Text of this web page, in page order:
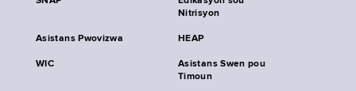
Nitrisyon
Asistans Pwovizwa HEAP
WIC
Asistans Swen pou
Timoun